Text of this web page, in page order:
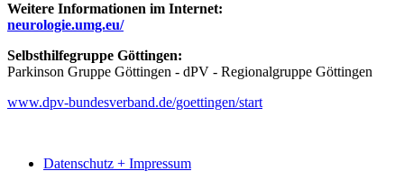
Weitere Informationen im Internet:
neurologie.umg.eu/
Selbsthilfegruppe Göttingen:
Parkinson Gruppe Göttingen - dPV - Regionalgruppe Göttingen
www.dpv-bundesverband.de/goettingen/start
Datenschutz + Impressum